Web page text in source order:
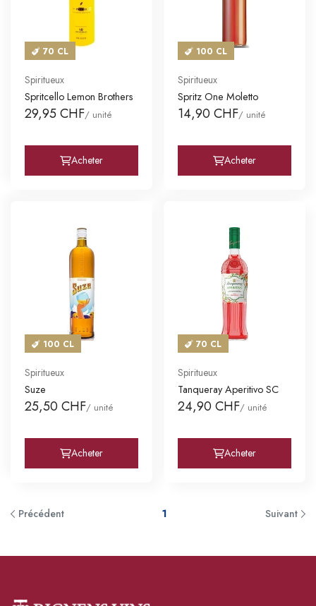
70 CL
Spiritueux
Spritcello Lemon Brothers
29,95 CHF/ unité
Acheter
100 CL
Spiritueux
Spritz One Moletto
14,90 CHF/ unité
Acheter
100 CL
Spiritueux
Suze
25,50 CHF/ unité
Acheter
70 CL
Spiritueux
Tanqueray Aperitivo SC
24,90 CHF/ unité
Acheter
Précédent 1 Suivant